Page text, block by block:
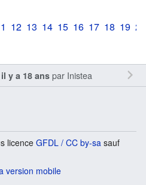
12 13 14 15 16 17 18 19 20
y a 18 anspar Inistea
licence GFDL / CC by-sa sauf
version mobile